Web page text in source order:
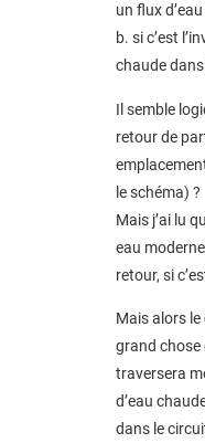
un flux
b. si c’est
chaude
Il semble
retour de
le schéma) ?
Mais j’ai lu
eau
retour, si
Mais alors
grand chose
traversera
d’eau
dans le